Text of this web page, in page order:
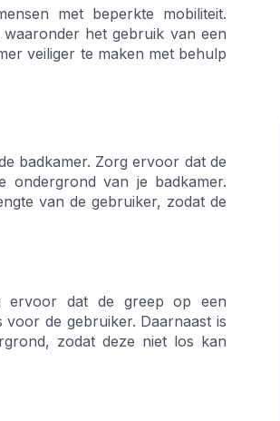
met beperkte mobiliteit.
het gebruik van een
veiliger te maken met behulp
badkamer. Zorg ervoor dat de
ondergrond van je badkamer.
van de gebruiker, zodat de
ervoor dat de greep op een
de gebruiker. Daarnaast is
zodat deze niet los kan